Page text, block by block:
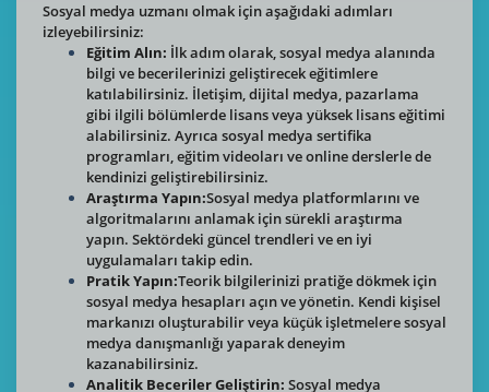
Sosyal medya uzmanı olmak için aşağıdaki adımları
izleyebilirsiniz:
Eğitim Alın: İlk adım olarak, sosyal medya alanında
bilgi ve becerilerinizi geliştirecek eğitimlere
katılabilirsiniz. İletişim, dijital medya, pazarlama
gibi ilgili bölümlerde lisans veya yüksek lisans eğitimi
alabilirsiniz. Ayrıca sosyal medya sertifika
programları, eğitim videoları ve online derslerle de
kendinizi geliştirebilirsiniz.
Araştırma Yapın:Sosyal medya platformlarını ve
algoritmalarını anlamak için sürekli araştırma
yapın. Sektördeki güncel trendleri ve en iyi
uygulamaları takip edin.
Pratik Yapın:Teorik bilgilerinizi pratiğe dökmek için
sosyal medya hesapları açın ve yönetin. Kendi kişisel
markanızı oluşturabilir veya küçük işletmelere sosyal
medya danışmanlığı yaparak deneyim
kazanabilirsiniz.
Analitik Beceriler Geliştirin: Sosyal medya